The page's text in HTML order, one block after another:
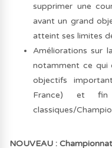
supprimer une
avant un grand
atteint ses limites
Améliorations sur
notamment ce qui
objectifs
France) et
classiques/
NOUVEAU :